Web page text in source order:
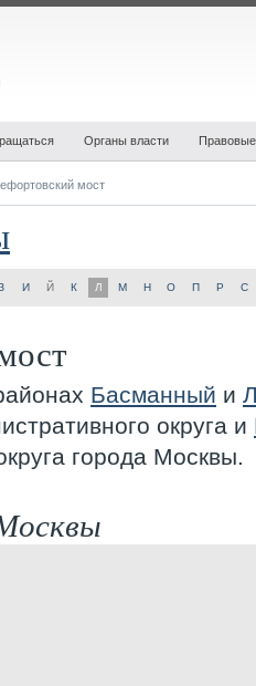
Органы власти
мост
И Й К Л М Н О П Р С
Басманный и
округа и
города Москвы.